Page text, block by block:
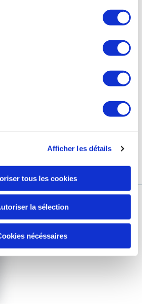
Afficher les détails
tous les cookies
la sélection
nécéssaires
ROSÉLIANE - FLUIDO
DERMO-LIMPIADOR
(Cuidados para pieles sensibles)